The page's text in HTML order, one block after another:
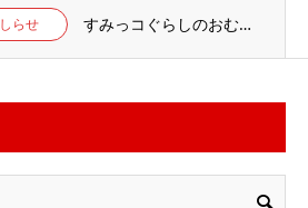
らせ すみっコぐらしのおむつ替えマット 当社楽天ECサイトでお取り扱い中